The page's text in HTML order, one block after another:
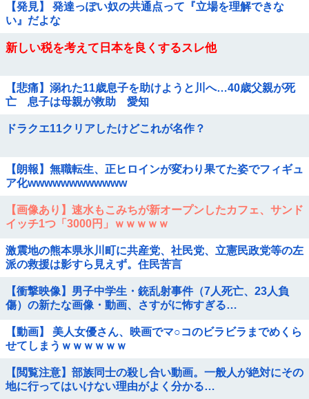
【発見】 発達っぽい奴の共通点って『立場を理解できな
い』だよな
新しい税を考えて日本を良くするスレ他
【悲痛】溺れた11歳息子を助けようと川へ…40歳父親が死
亡 息子は母親が救助 愛知
ドラクエ11クリアしたけどこれが名作？
【朗報】無職転生、正ヒロインが変わり果てた姿でフィギュ
ア化wwwwwwwwwwww
【画像あり】速水もこみちが新オープンしたカフェ、サンド
イッチ1つ「3000円」ｗｗｗｗｗ
激震地の熊本県氷川町に共産党、社民党、立憲民政党等の左
派の救援は影すら見えず。住民苦言
【衝撃映像】男子中学生・銃乱射事件（7人死亡、23人負
傷）の新たな画像・動画、さすがに怖すぎる…
【動画】 美人女優さん、映画でマ○コのビラビラまでめくら
せてしまうｗｗｗｗｗｗ
【閲覧注意】部族同士の殺し合い動画。一般人が絶対にその
地に行ってはいけない理由がよく分かる…